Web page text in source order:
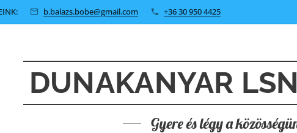
b.balazs.bobe@gmail.com +36 30 950 4425
DUNAKANYAR
Gyere és légy a